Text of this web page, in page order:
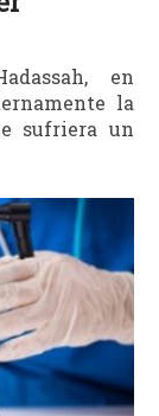
en
la
sufriera un